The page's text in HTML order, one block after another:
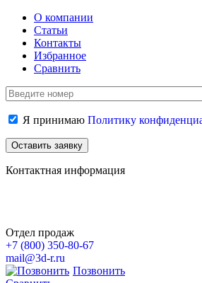
О компании
Статьи
Контакты
Избранное
Сравнить
Я принимаю Политику
Контактная информация
Отдел продаж
+7 (800) 350-80-67
mail@3d-r.ru
Позвонить